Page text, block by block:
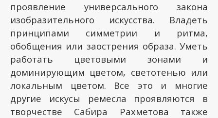
проявление универсального закона
изобразительного искусства. Владеть
принципами симметрии и ритма,
обобщения или заострения образа. Уметь
работать цветовыми зонами и
доминирующим цветом, светотенью или
локальным цветом. Все это и многие
другие искусы ремесла проявляются в
творчестве Сабира Рахметова также